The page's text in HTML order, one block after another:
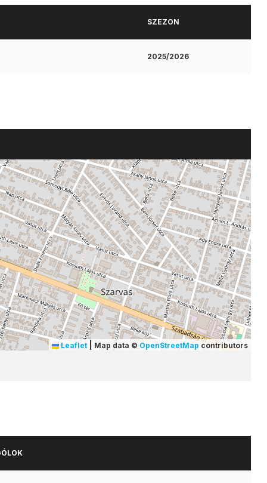
SZEZON
2025/2026
Leaflet Map data © OpenStreetMap contributors